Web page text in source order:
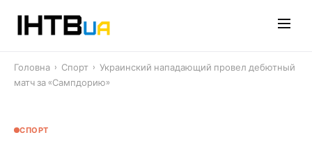
Головна › Спорт › Украинский нападающий провел дебютный
матч за «Сампдорию»
СПОРТ